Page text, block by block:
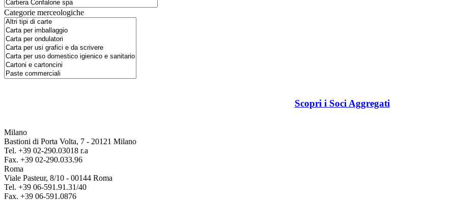
Categorie merceologiche
Scopri i Soci Aggregati
Milano
Bastioni di Porta Volta, 7 - 20121 Milano
Tel. +39 02-290.03018 r.a
Fax. +39 02-290.033.96
Roma
Viale Pasteur, 8/10 - 00144 Roma
Tel. +39 06-591.91.31/40
Fax. +39 06-591.0876